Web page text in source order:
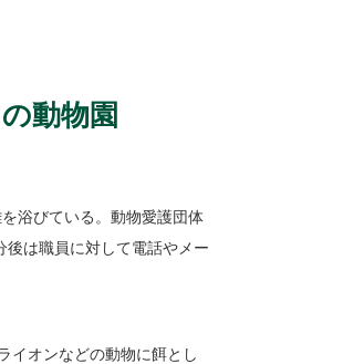
動物園
浴びている。動物愛護団体
は職員に対して電話やメー
イオンなどの動物に餌とし